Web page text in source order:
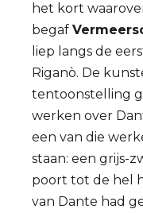
het kort
begaf
liep langs de
Riganò. De
tentoonstelling
werken over
een van die
staan: een grijs-
poort tot de hel
van Dante had